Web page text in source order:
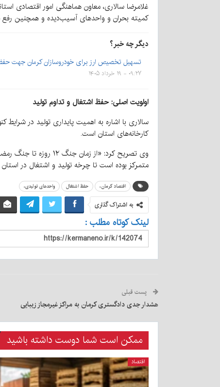
غلامرضا سالاری، معاون هماهنگی امور اقتصادی
کمیته بحران و واحدهای آسیب‌دیده و همچنین رفع
دیگر چه خبر؟
تسهیل تخصیص ارز برای خودروسازان کرمان جهت
۰۹:۲۷ - ۱۹ خرداد ۱۴۰۵
اولویت اصلی: حفظ اشتغال و تداوم تولید
سالاری با اشاره به اهمیت پایداری تولید در
کارخانه‌های استان است.
وی تصریح کرد: «از
متمرکز بوده است تا چرخه تولید و اشتغال در استان
اقتصاد کرمان، حفظ اشتغال واحدهای تولیدی،
به اشتراک گذاری
لینک کوتاه مطلب :
پست قبلی
هشدار جدی دادگستری کرمان به مراکز غیرمجاز زیبایی
ممکن است شما دوست داشته باشید
اقتصاد